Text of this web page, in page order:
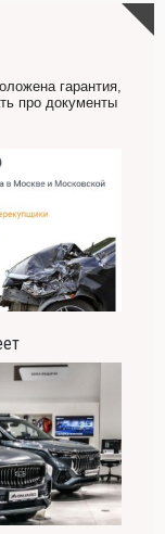
его мимо ушей.
кто его дал.
гарантия,
про документы